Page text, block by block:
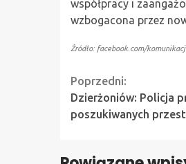
współpracy i
wzbogacona przez
Źródło: facebook.com/
Continue
Reading
Poprzedni:
Dzierżoniów: Policja
poszukiwanych